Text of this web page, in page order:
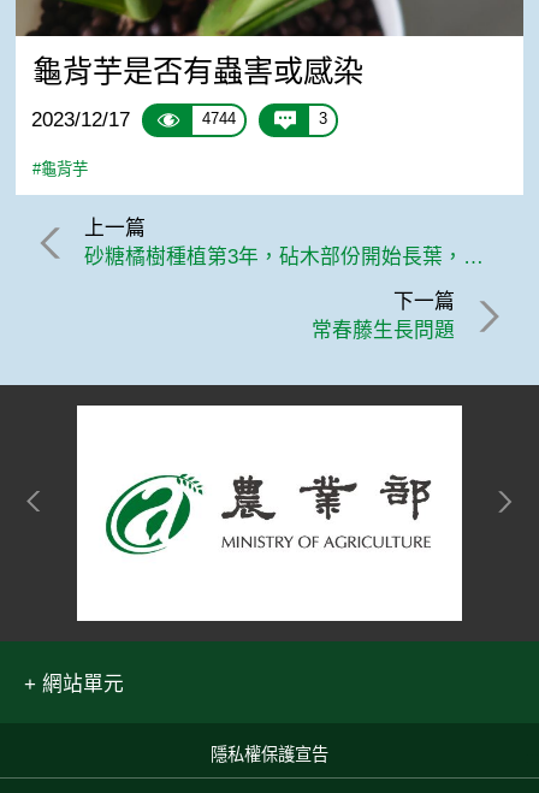
龜背芋是否有蟲害或感染
2023/12/17 4744 3
#龜背芋
上一篇
砂糖橘樹種植第3年，砧木部份開始長葉，接穗則不長葉了
下一篇
常春藤生長問題
網站單元
隱私權保護宣告